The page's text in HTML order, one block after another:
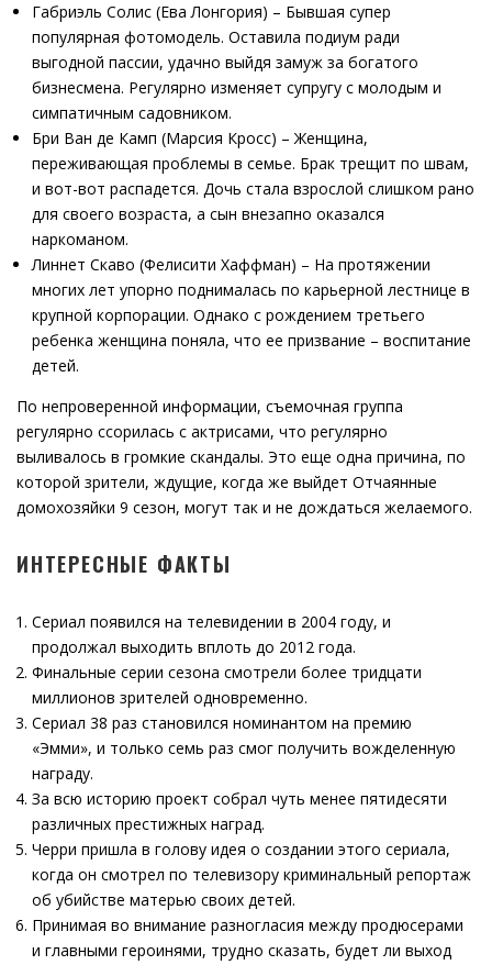
Габриэль Солис (Ева Лонгория) – Бывшая супер
популярная фотомодель. Оставила подиум ради
выгодной пассии, удачно выйдя замуж за богатого
бизнесмена. Регулярно изменяет супругу с молодым и
симпатичным садовником.
Бри Ван де Камп (Марсия Кросс) – Женщина,
переживающая проблемы в семье. Брак трещит по швам,
и вот-вот распадется. Дочь стала взрослой слишком рано
для своего возраста, а сын внезапно оказался
наркоманом.
Линнет Скаво (Фелисити Хаффман) – На протяжении
многих лет упорно поднималась по карьерной лестнице в
крупной корпорации. Однако с рождением третьего
ребенка женщина поняла, что ее призвание – воспитание
детей.
По непроверенной информации, съемочная группа
регулярно ссорилась с актрисами, что регулярно
выливалось в громкие скандалы. Это еще одна причина, по
которой зрители, ждущие, когда же выйдет Отчаянные
домохозяйки 9 сезон, могут так и не дождаться желаемого.
ИНТЕРЕСНЫЕ ФАКТЫ
Сериал появился на телевидении в 2004 году, и
продолжал выходить вплоть до 2012 года.
Финальные серии сезона смотрели более тридцати
миллионов зрителей одновременно.
Сериал 38 раз становился номинантом на премию
«Эмми», и только семь раз смог получить вожделенную
награду.
За всю историю проект собрал чуть менее пятидесяти
различных престижных наград.
Черри пришла в голову идея о создании этого сериала,
когда он смотрел по телевизору криминальный репортаж
об убийстве матерью своих детей.
Принимая во внимание разногласия между продюсерами
и главными героинями, трудно сказать, будет ли выход